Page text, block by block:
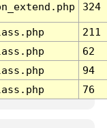
324
211
62
94
76